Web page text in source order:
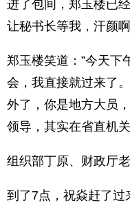
进了包间，郑玉楼已
让秘书长等我，汗颜啊
郑玉楼笑道：”今天下
会，我直接就过来了
外了，你是地方大员
领导，其实在省直机
组织部丁原、财政厅
到了7点，祝焱赶了过